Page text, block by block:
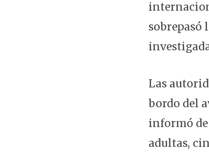
sobrepasó
Las
bordo del
informó de
adultas,